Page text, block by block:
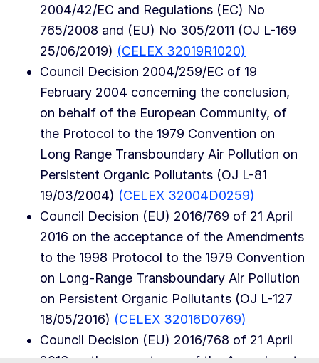
2004/42/EC and Regulations (EC) No
765/2008 and (EU) No 305/2011 (OJ L-169
25/06/2019) (CELEX 32019R1020)
Council Decision 2004/259/EC of 19
February 2004 concerning the conclusion,
on behalf of the European Community, of
the Protocol to the 1979 Convention on
Long Range Transboundary Air Pollution on
Persistent Organic Pollutants (OJ L-81
19/03/2004) (CELEX 32004D0259)
Council Decision (EU) 2016/769 of 21 April
2016 on the acceptance of the Amendments
to the 1998 Protocol to the 1979 Convention
on Long-Range Transboundary Air Pollution
on Persistent Organic Pollutants (OJ L-127
18/05/2016) (CELEX 32016D0769)
Council Decision (EU) 2016/768 of 21 April